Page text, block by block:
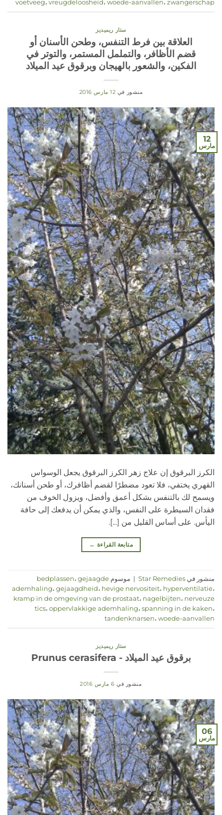
voetveeg، vreugdeloosheid، woede-aanvallen، zwangerschap
ستار ريميديز
العلاقة بين فرط التنفس، وطحن الأسنان أو
قضم الأظافر، والتململ المستمر، والتوتر في
الفكين، والشعور بالهيجان وبرقوق عيد الميلاد
منشور في 12 مارس 2016
12
مارس
الكرز البرقوق إن علاج زهر الكرز البرقوق يجعل الوسواس
القهري يختفي، فلا تعود مضطرًا لقضم أظافرك، أو طحن أسنانك،
ويسمح لك بالتنفس بشكل أعمق وأفضل، ويزول الخوف من
فقدان السيطرة على النفس، والذي يمكن أن يدفعك إلى حافة
اليأس. على أساس القليل من [...].
متابعة القراءة ←
منشور في Star Remedies
| موسوم bedplassen، gejaagde
ademhaling، gejaagdheid، hevige nervositeit، hyperventilatie،
kramp in de omgeving van de prostaat، nagelbijten، nerveuze
tics، oppervlakkige ademhaling، spanning in de kaken،
tandenknarsen، woede-aanvallen
ستار ريميديز
برقوق عيد الميلاد - Prunus cerasifera
منشور في 6 مارس 2016
06
مارس